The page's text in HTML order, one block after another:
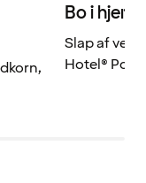
Bo i
Slap af ved
Hotel® Post.